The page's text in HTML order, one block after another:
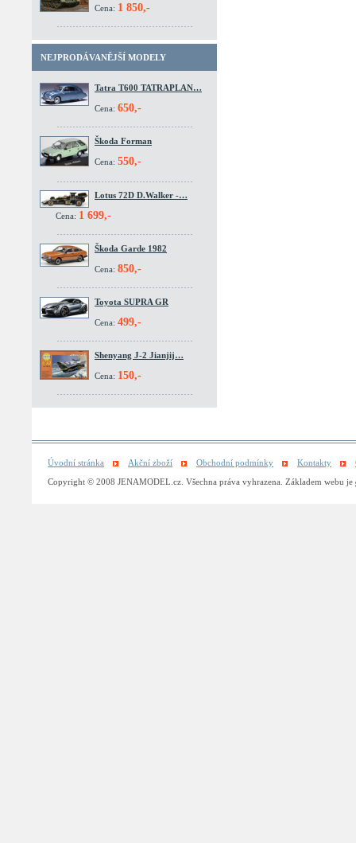
Cena: 1 850,-
NEJPRODÁVANĚJŠÍ MODELY
Tatra T600 TATRAPLAN…
Cena: 650,-
Škoda Forman
Cena: 550,-
Lotus 72D D.Walker -…
Cena: 1 699,-
Škoda Garde 1982
Cena: 850,-
Toyota SUPRA GR
Cena: 499,-
Shenyang J-2 Jianjij…
Cena: 150,-
Úvodní stránka Akční zboží Obchodní podmínky Kontakty
Copyright © 2008 JENAMODEL.cz. Všechna práva vyhrazena. Základem webu je